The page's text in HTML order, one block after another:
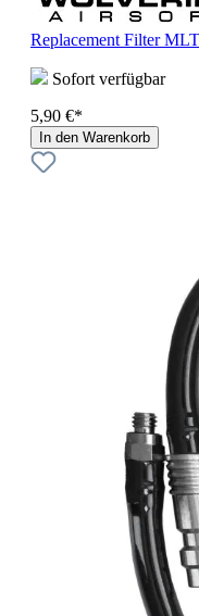
Replacement Filter
Sofort verfügbar
5,90 €*
In den Warenkorb